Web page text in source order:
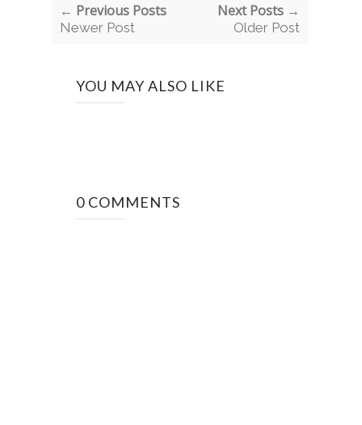
← Previous Posts
Newer Post
Next Posts →
Older Post
YOU MAY ALSO LIKE
0 COMMENTS